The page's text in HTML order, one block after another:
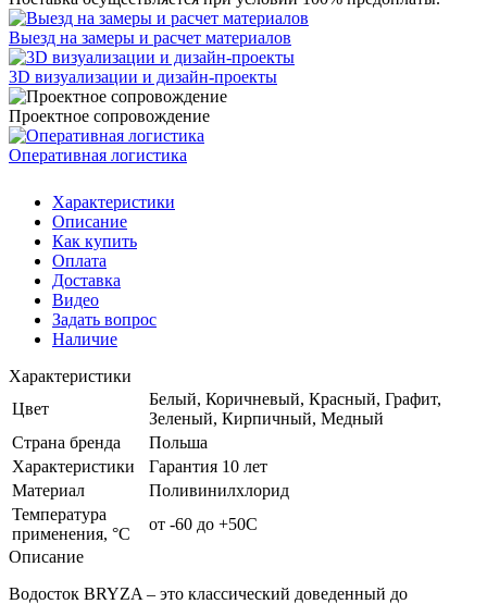
Выезд на замеры и расчет материалов
3D визуализации и дизайн-проекты
Проектное сопровождение
Оперативная логистика
Характеристики
Описание
Как купить
Оплата
Доставка
Видео
Задать вопрос
Наличие
Характеристики
Цвет
Белый, Коричневый, Красный, Графит,
Зеленый, Кирпичный, Медный
Страна бренда
Польша
Характеристики
Гарантия 10 лет
Материал
Поливинилхлорид
Температура
применения, °С
от -60 до +50С
Описание
Водосток BRYZA – это классический доведенный до